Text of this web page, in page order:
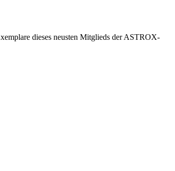
dieses neusten Mitglieds der ASTROX-